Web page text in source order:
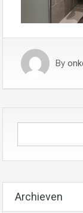
By
Archieven